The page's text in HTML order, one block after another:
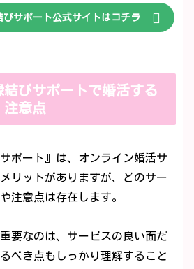
びサポート公式サイトはコチラ
結びサポートで婚活する
注意点
ポート』は、オンライン婚活サ
リットがありますが、どのサー
注意点は存在します。
要なのは、サービスの良い面だ
べき点もしっかり理解すること